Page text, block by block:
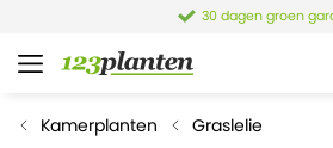
30 dagen groen
Kamerplanten Graslelie